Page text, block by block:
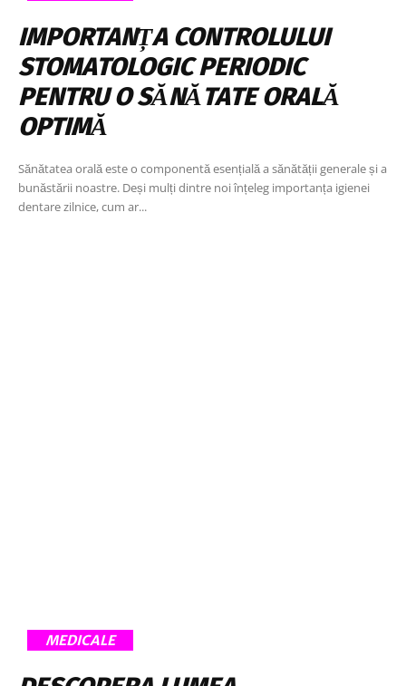
IMPORTANȚA CONTROLULUI
STOMATOLOGIC PERIODIC
PENTRU O SĂNĂTATE ORALĂ
OPTIMĂ
Sănătatea orală este o componentă esențială a sănătății generale și a
bunăstării noastre. Deși mulți dintre noi înțeleg importanța igienei
dentare zilnice, cum ar...
MEDICALE